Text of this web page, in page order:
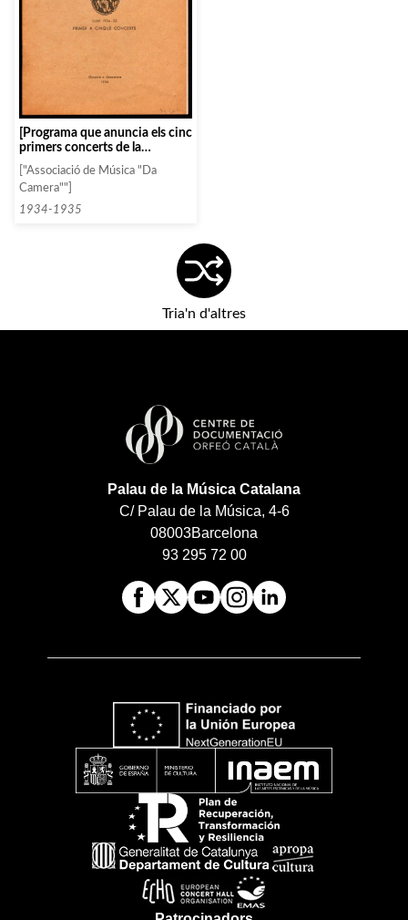
[Programa que anuncia els cinc
primers concerts de la
temporada 34-35]
["Associació de Música "Da
Camera""]
1934-1935
Tria'n d'altres
Palau de la Música Catalana
C/ Palau de la Música, 4-6
08003Barcelona
93 295 72 00